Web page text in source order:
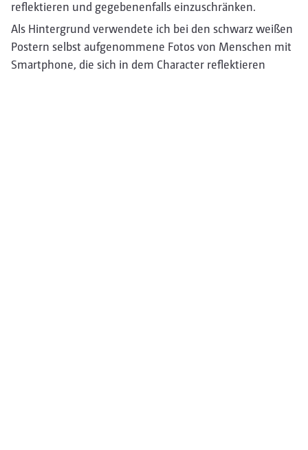
reflektieren und gegebenenfalls einzuschränken.
Als Hintergrund verwendete ich bei den schwarz weißen
Postern selbst aufgenommene Fotos von Menschen mit
Smartphone, die sich in dem Character reflektieren